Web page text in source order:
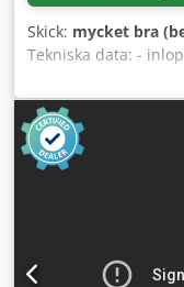
Skick: mycket bra
Tekniska data: -
diameter 300 mm -
mm - antal knivar
autorevers -
mm - bandmatning
botten -
tillverkning –